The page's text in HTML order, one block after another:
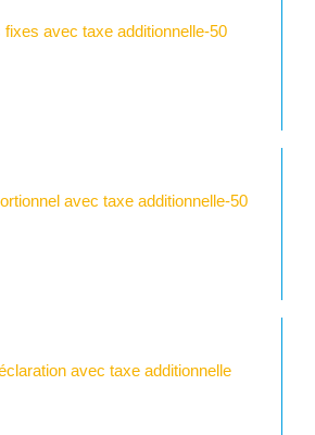
avec taxe additionnelle-50
avec taxe additionnelle-50
avec taxe additionnelle